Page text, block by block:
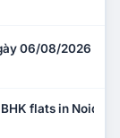
06/08/2026
flats in Noida?